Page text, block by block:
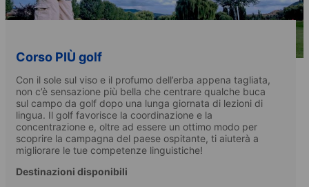
Corso PIÙ golf
Con il sole sul viso e il profumo dell’erba appena tagliata,
non c’è sensazione più bella che centrare qualche buca
sul campo da golf dopo una lunga giornata di lezioni di
lingua. Il golf favorisce la coordinazione e la
concentrazione e, oltre ad essere un ottimo modo per
scoprire la campagna del paese ospitante, ti aiuterà a
migliorare le tue competenze linguistiche!
Destinazioni disponibili